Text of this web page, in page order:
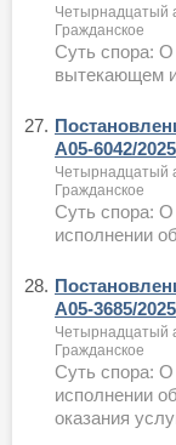
Четырнадцатый
Гражданское
Суть спора: О
вытекающем
27.
А05-6042/2025
Четырнадцатый
Гражданское
Суть спора:
исполнении
28.
А05-3685/2025
Четырнадцатый
Гражданское
Суть спора:
исполнении
оказания